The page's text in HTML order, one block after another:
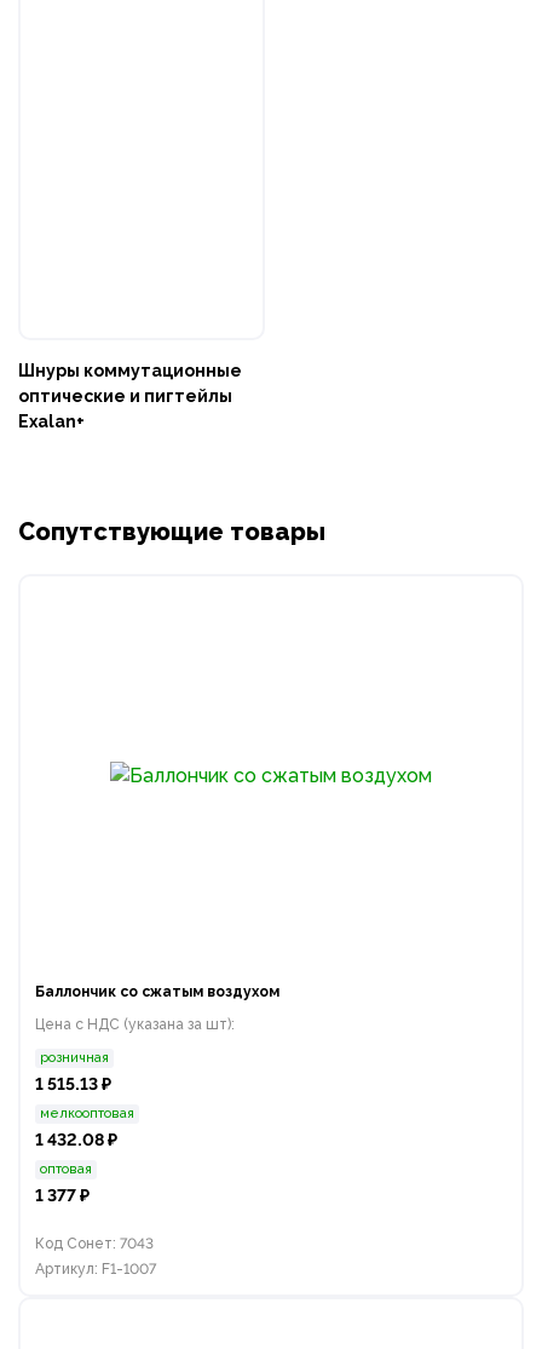
Шнуры коммутационные
оптические и пигтейлы
Exalan+
Сопутствующие товары
Баллончик со сжатым воздухом
Цена с НДС (указана за шт):
розничная
1 515.13 ₽
мелкооптовая
1 432.08 ₽
оптовая
1 377 ₽
Код Сонет: 7043
Артикул: F1-1007